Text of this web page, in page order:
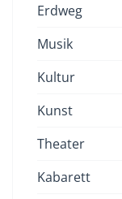
Erdweg
Musik
Kultur
Kunst
Theater
Kabarett